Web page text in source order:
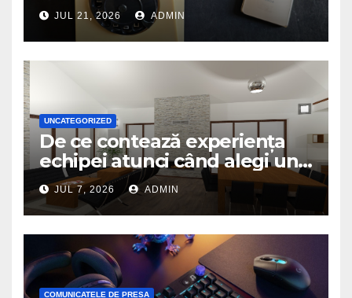
JUL 21, 2026 ADMIN
UNCATEGORIZED
De ce contează experiența
echipei atunci când alegi un
birou de arhitectură
JUL 7, 2026 ADMIN
COMUNICATELE DE PRESA